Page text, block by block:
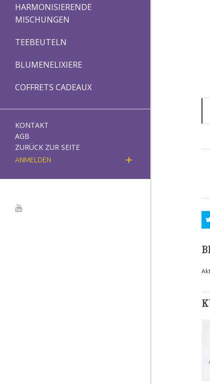
HARMONISIERENDE
MISCHUNGEN
TEEBEUTELN
BLUMENELIXIERE
COFFRETS CADEAUX
KONTAKT
AGB
ZURÜCK ZUR SEITE
ANMELDEN